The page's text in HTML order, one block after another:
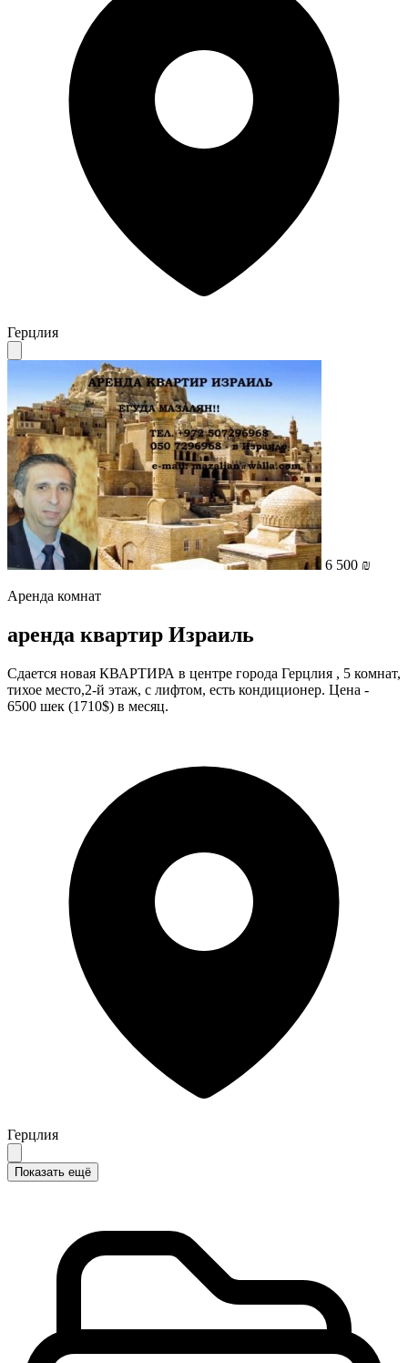
Герцлия
6 500 ₪
Аренда комнат
аренда квартир Израиль
Сдается новая КВАРТИРА в центре города Герцлия , 5 комнат,
тихое место,2-й этаж, с лифтом, есть кондиционер. Цена -
6500 шек (1710$) в месяц.
Герцлия
Показать ещё